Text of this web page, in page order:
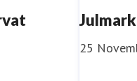
25